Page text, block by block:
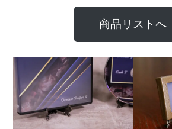
商品リストへ